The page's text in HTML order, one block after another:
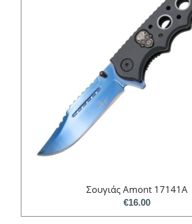
Σουγιάς Amont 17141A
€16.00